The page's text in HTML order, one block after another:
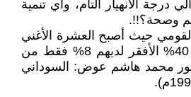
الانهيار التام، وأي تنمية
وصحة؟!!.
حيث أصبح العشرة الأغني
لديه حوالي 60%، وال 40% الأفقر لديهم 8% فقط من
محمد هاشم عوض: السوداني